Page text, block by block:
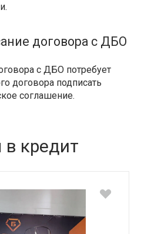
договора с ДБО
с ДБО потребует
договора подписать
соглашение.
кредит